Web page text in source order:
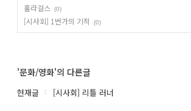
훌라걸스
(0)
[시사회] 1번가의 기적 (0)
'문화/영화'의 다른글
현재글 [시사회] 리틀 러너